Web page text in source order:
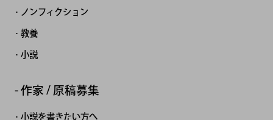
ノンフィクション
教養
小説
作家 / 原稿募集
小説を書きたい方へ